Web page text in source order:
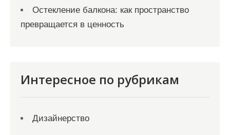
Остекление балкона: как пространство
превращается в ценность
Интересное по рубрикам
Дизайнерство